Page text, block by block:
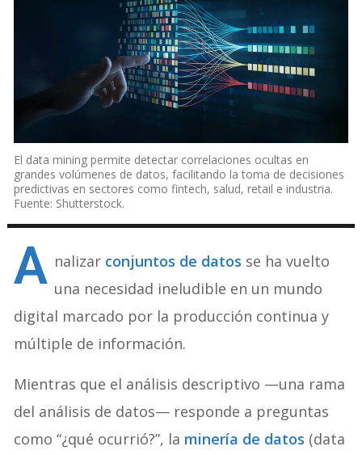
El data mining permite detectar correlaciones ocultas en
grandes volúmenes de datos, facilitando la toma de decisiones
predictivas en sectores como fintech, salud, retail e industria.
Fuente: Shutterstock.
A nalizar conjuntos de datos se ha vuelto
una necesidad ineludible en un mundo
digital marcado por la producción continua y
múltiple de información.
Mientras que el análisis descriptivo —una rama
del análisis de datos— responde a preguntas
como “¿qué ocurrió?”, la minería de datos (data